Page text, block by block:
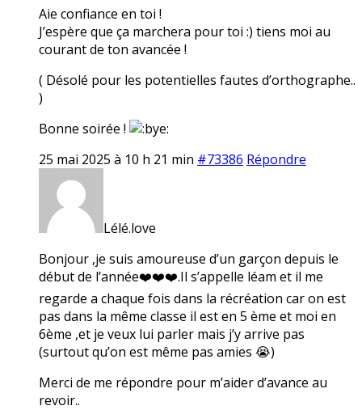
Aie confiance en toi !
J’espère que ça marchera pour toi :) tiens moi au
courant de ton avancée !
( Désolé pour les potentielles fautes d’orthographe..
)
Bonne soirée !
25 mai 2025 à 10 h 21 min #73386 Répondre
Lélé.love
Bonjour ,je suis amoureuse d’un garçon depuis le
début de l’année❤️❤️❤️.Il s’appelle léam et il me
regarde a chaque fois dans la récréation car on est
pas dans la même classe il est en 5 ème et moi en
6ème ,et je veux lui parler mais j’y arrive pas
(surtout qu’on est même pas amies 😭)
Merci de me répondre pour m’aider d’avance au
revoir..